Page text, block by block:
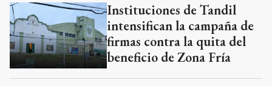
Instituciones de Tandil
intensifican la campaña de
firmas contra la quita del
beneficio de Zona Fría